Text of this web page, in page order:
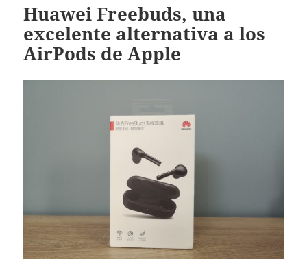
Huawei Freebuds, una
excelente alternativa a los
AirPods de Apple